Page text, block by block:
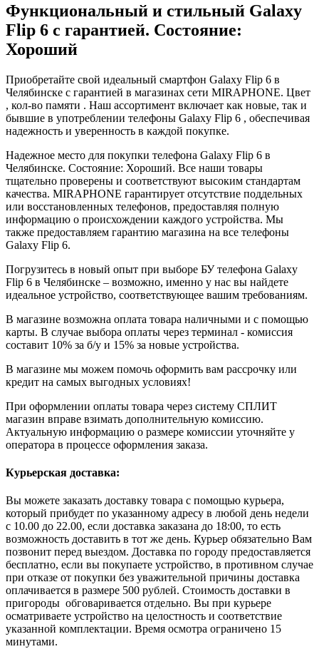
Функциональный и стильный Galaxy
Flip 6 с гарантией. Состояние:
Хороший
Приобретайте свой идеальный смартфон Galaxy Flip 6 в
Челябинске с гарантией в магазинах сети MIRAPHONE. Цвет
, кол-во памяти . Наш ассортимент включает как новые, так и
бывшие в употреблении телефоны Galaxy Flip 6 , обеспечивая
надежность и уверенность в каждой покупке.
Надежное место для покупки телефона Galaxy Flip 6 в
Челябинске. Состояние: Хороший. Все наши товары
тщательно проверены и соответствуют высоким стандартам
качества. MIRAPHONE гарантирует отсутствие поддельных
или восстановленных телефонов, предоставляя полную
информацию о происхождении каждого устройства. Мы
также предоставляем гарантию магазина на все телефоны
Galaxy Flip 6.
Погрузитесь в новый опыт при выборе БУ телефона Galaxy
Flip 6 в Челябинске – возможно, именно у нас вы найдете
идеальное устройство, соответствующее вашим требованиям.
В магазине возможна оплата товара наличными и с помощью
карты. В случае выбора оплаты через терминал - комиссия
составит 10% за б/у и 15% за новые устройства.
В магазине мы можем помочь оформить вам рассрочку или
кредит на самых выгодных условиях!
При оформлении оплаты товара через систему СПЛИТ
магазин вправе взимать дополнительную комиссию.
Актуальную информацию о размере комиссии уточняйте у
оператора в процессе оформления заказа.
Курьерская доставка:
Вы можете заказать доставку товара с помощью курьера,
который прибудет по указанному адресу в любой день недели
с 10.00 до 22.00, если доставка заказана до 18:00, то есть
возможность доставить в тот же день. Курьер обязательно Вам
позвонит перед выездом. Доставка по городу предоставляется
бесплатно, если вы покупаете устройство, в противном случае
при отказе от покупки без уважительной причины доставка
оплачивается в размере 500 рублей. Стоимость доставки в
пригороды обговаривается отдельно. Вы при курьере
осматриваете устройство на целостность и соответствие
указанной комплектации. Время осмотра ограничено 15
минутами.